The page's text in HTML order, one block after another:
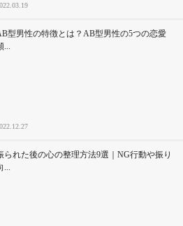
型男性の特徴とは？AB型男性の5つの恋愛
られた後の心の整理方法9選｜NG行動や振り